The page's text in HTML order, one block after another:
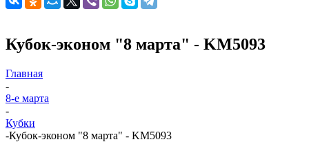
Кубок-эконом "8 марта" - KM5093
Главная
-
8-е марта
-
Кубки
-Кубок-эконом "8 марта" - KM5093